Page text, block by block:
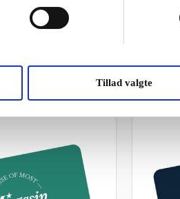
Tillad valgte
Et udvalg af vores gaver